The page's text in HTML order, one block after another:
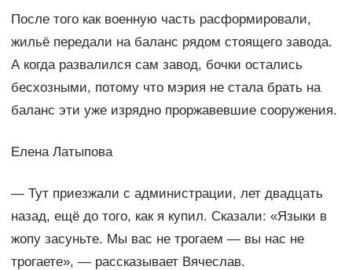
После того как военную часть расформировали,
жильё передали на баланс рядом стоящего завода.
А когда развалился сам завод, бочки остались
бесхозными, потому что мэрия не стала брать на
баланс эти уже изрядно проржавевшие сооружения.
Елена Латыпова
— Тут приезжали с администрации, лет двадцать
назад, ещё до того, как я купил. Сказали: «Языки в
жопу засуньте. Мы вас не трогаем — вы нас не
трогаете», — рассказывает Вячеслав.